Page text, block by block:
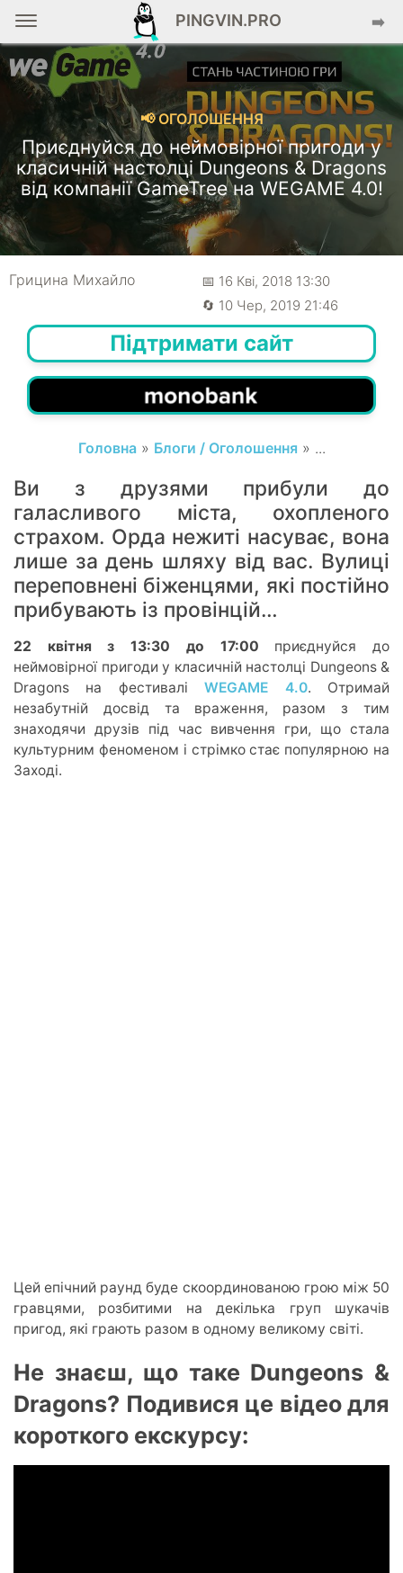
PINGVIN.PRO ➡️
📢 ОГОЛОШЕННЯ
Приєднуйся до неймовірної пригоди у
класичній настолці Dungeons & Dragons
від компанії GameTree на WEGAME 4.0!
Грицина Михайло
📅 16 Кві, 2018 13:30
🔄 10 Чер, 2019 21:46
Підтримати сайт
Головна» Блоги / Оголошення » ...
Ви з друзями прибули до
галасливого міста, охопленого
страхом. Орда нежиті насуває, вона
лише за день шляху від вас. Вулиці
переповнені біженцями, які постійно
прибувають із провінцій…
22 квітня з 13:30 до 17:00 приєднуйся до
неймовірної пригоди у класичній настолці Dungeons &
Dragons
на фестиваліWEGAME 4.0. Отримай
незабутній досвід та враження, разом з тим
знаходячи друзів під час вивчення гри, що стала
культурним феноменом і стрімко стає популярною на
Заході.
Цей епічний раунд буде скоординованою грою між 50
гравцями, розбитими на декілька груп шукачів
пригод, які грають разом в одному великому світі.
Не знаєш, що таке Dungeons &
Dragons? Подивися це відео для
короткого екскурсу: